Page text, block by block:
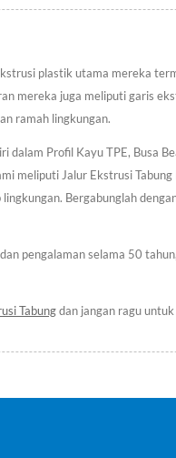
plastik utama mereka
mereka juga meliputi garis
ramah lingkungan.
Profil Kayu TPE, Busa
meliputi Jalur Ekstrusi
Bergabunglah
pengalaman selama 50
Tabungdan jangan ragu untuk